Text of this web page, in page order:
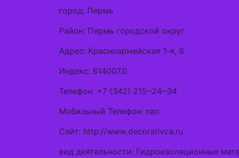
город: Пермь
Район: Пермь городской округ
Адрес: Красноармейская 1-я, 6
Индекс: 614007.0
Телефон: +7 (342) 215‒24‒34
Мобильный Телефон: nan
Сайт: http://www.decorativca.ru
вид деятельности: Гидроизоляционные